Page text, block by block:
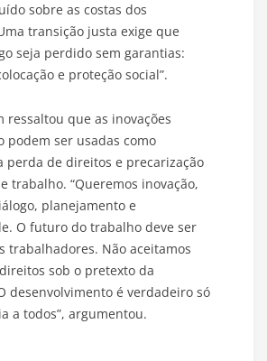
sobre as costas dos
transição justa exige que
seja perdido sem garantias:
e proteção social”.
ressaltou que as inovações
podem ser usadas como
perda de direitos e precarização
trabalho. “Queremos inovação,
planejamento e
O futuro do trabalho deve ser
trabalhadores. Não aceitamos
sob o pretexto da
desenvolvimento é verdadeiro só
a todos”, argumentou.